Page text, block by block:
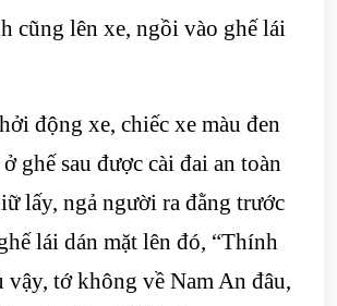
cũng lên xe, ngồi vào ghế lái
động xe, chiếc xe màu đen
ghế sau được cài đai an toàn
lấy, ngả người ra đằng trước
lái dán mặt lên đó, “Thính
tớ không về Nam An đâu,